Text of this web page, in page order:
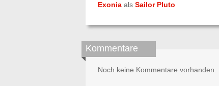
Exonia als Sailor Pluto
Kommentare
Noch keine Kommentare vorhanden.